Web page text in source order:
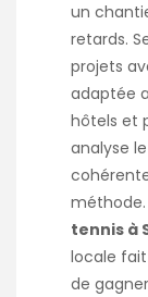
un
retards.
projets
adaptée
hôtels et
analyse
méthode.
tennis à
locale
de